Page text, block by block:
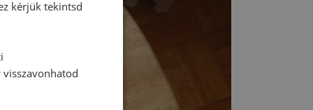
kérjük tekintsd